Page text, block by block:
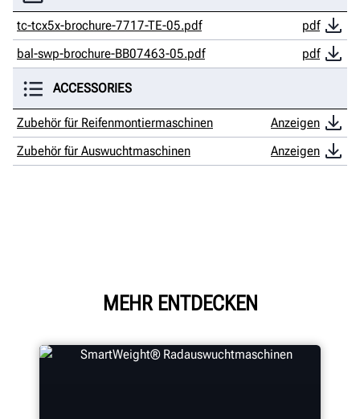
tc-tcx5x-brochure-7717-TE-05.pdf
pdf
bal-swp-brochure-BB07463-05.pdf
pdf
ACCESSORIES
Zubehör für Reifenmontiermaschinen
Anzeigen
Zubehör für Auswuchtmaschinen
Anzeigen
MEHR ENTDECKEN